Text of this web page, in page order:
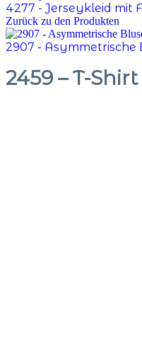
4277 - Jerseykleid mit
Zurück zu den Produkten
2907 - Asymmetrische
2459 – T-